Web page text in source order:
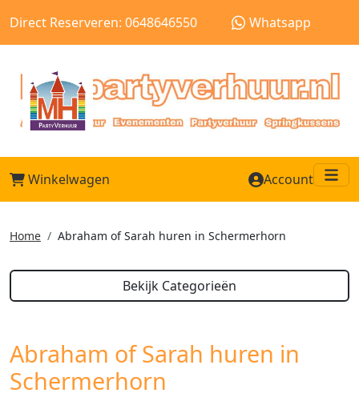
Direct Reserveren: 0648646550 Whatsapp
Winkelwagen Account
Home Abraham of Sarah huren in Schermerhorn
Bekijk Categorieën
Abraham of Sarah huren in
Schermerhorn